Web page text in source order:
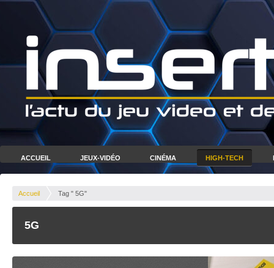
ACCUEIL JEUX-VIDÉO CINÉMA HIGH-TECH
Accueil Tag " 5G"
5G